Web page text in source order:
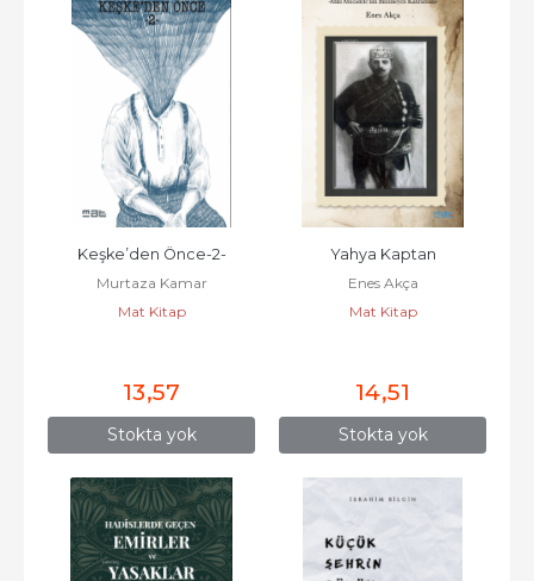
Stokta yok
Keşke’den Önce-2-
Murtaza Kamar
Mat Kitap
13,57
Stokta yok
Yahya Kaptan
Enes Akça
Mat Kitap
14,51